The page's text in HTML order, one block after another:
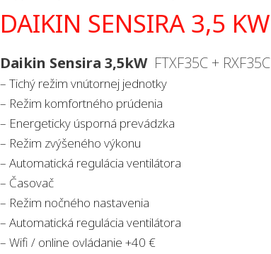
DAIKIN SENSIRA 3,5 KW
Daikin Sensira 3,5kW FTXF35C + RXF35C
– Tichý režim vnútornej jednotky
– Režim komfortného prúdenia
– Energeticky úsporná prevádzka
– Režim zvýšeného výkonu
– Automatická regulácia ventilátora
– Časovač
– Režim nočného nastavenia
– Automatická regulácia ventilátora
– Wifi / online ovládanie +40 €